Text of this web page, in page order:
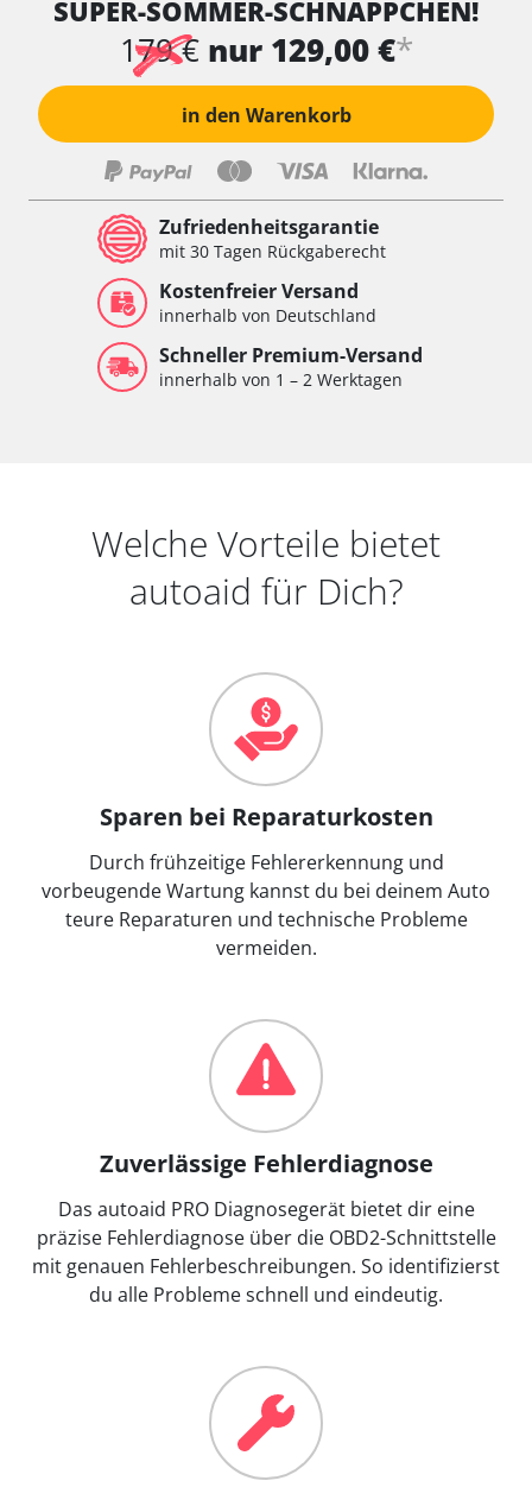
SUPER-SOMMER-SCHNÄPPCHEN!
179 € nur 129,00 €*
in den Warenkorb
Zufriedenheitsgarantie
mit 30 Tagen Rückgaberecht
Kostenfreier Versand
innerhalb von Deutschland
Schneller Premium-Versand
innerhalb von 1 – 2 Werktagen
Welche Vorteile bietet
autoaid für Dich?
Sparen bei Reparaturkosten
Durch frühzeitige Fehlererkennung und
vorbeugende Wartung kannst du bei deinem Auto
teure Reparaturen und technische Probleme
vermeiden.
Zuverlässige Fehlerdiagnose
Das autoaid PRO Diagnosegerät bietet dir eine
präzise Fehlerdiagnose über die OBD2-Schnittstelle
mit genauen Fehlerbeschreibungen. So identifizierst
du alle Probleme schnell und eindeutig.